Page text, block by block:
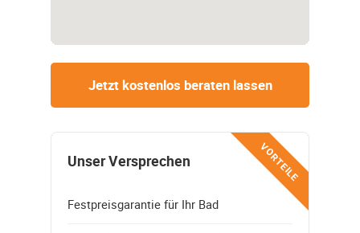
Jetzt kostenlos beraten lassen
VORTEILE
Unser Versprechen
Festpreisgarantie für Ihr Bad